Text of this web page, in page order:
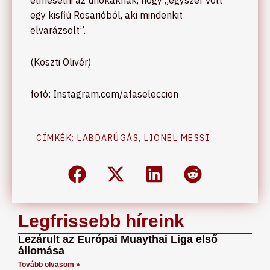
Legfrissebb híreink
Lezárult az Európai Muaythai Liga első
állomása
Tovább olvasom »
egy kisfiú Rosarióból, aki mindenkit
elvarázsolt”.
(Koszti Olivér)
fotó: Instagram.com/afaseleccion
CÍMKÉK: LABDARÚGÁS, LIONEL MESSI